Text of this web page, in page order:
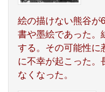
絵の描けない熊谷が
書や墨絵であった。
する。その可能性に
に不幸が起こった。
なくなった。